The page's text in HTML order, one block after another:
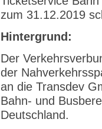
zum 31.12.2019
Hintergrund:
Der
der
an die Transdev
Bahn- und
Deutschland.